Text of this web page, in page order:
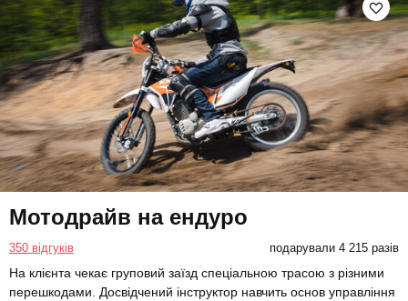
Мотодрайв на ендуро
350 відгуків подарували 4 215 разів
На клієнта чекає груповий заїзд спеціальною трасою з різними
перешкодами. Досвідчений інструктор навчить основ управління